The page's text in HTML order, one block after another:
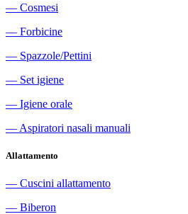
― Cosmesi
― Forbicine
― Spazzole/Pettini
― Set igiene
― Igiene orale
― Aspiratori nasali manuali
Allattamento
― Cuscini allattamento
― Biberon